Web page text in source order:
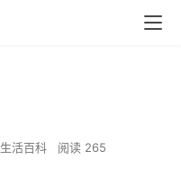
生活百科 阅读 265